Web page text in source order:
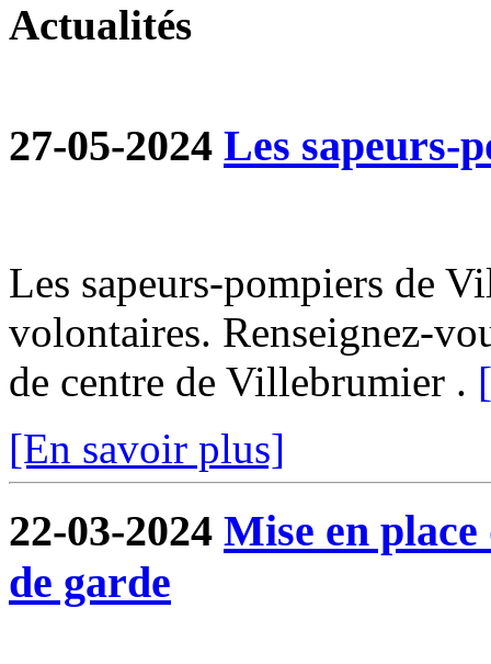
Actualités
27-05-2024 Les sapeurs-
Les sapeurs-pompiers de
volontaires. Renseignez-
de centre de Villebrumier .
[En savoir plus]
22-03-2024 Mise en
de garde